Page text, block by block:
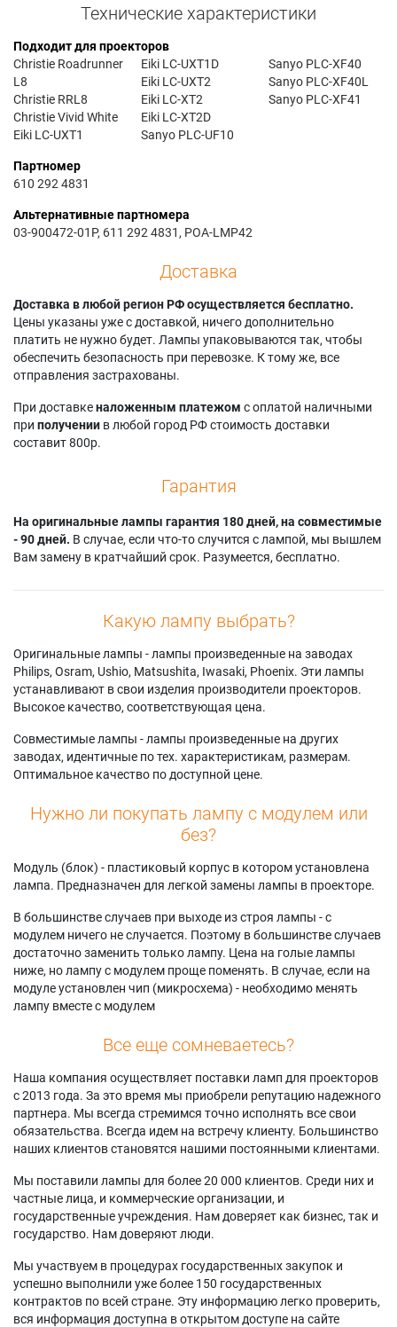
Технические характеристики
Подходит для проекторов
Christie Roadrunner
L8
Christie RRL8
Christie Vivid White
Eiki LC-UXT1
Eiki LC-UXT1D
Eiki LC-UXT2
Eiki LC-XT2
Eiki LC-XT2D
Sanyo PLC-UF10
Sanyo PLC-XF40
Sanyo PLC-XF40L
Sanyo PLC-XF41
Партномер
610 292 4831
Альтернативные партномера
03-900472-01P, 611 292 4831, POA-LMP42
Доставка
Доставка в любой регион РФ осуществляется бесплатно.
Цены указаны уже с доставкой, ничего дополнительно
платить не нужно будет. Лампы упаковываются так, чтобы
обеспечить безопасность при перевозке. К тому же, все
отправления застрахованы.
При доставкеналоженным платежом с оплатой наличными
при получении в любой город РФ стоимость доставки
составит 800р.
Гарантия
На оригинальные лампы гарантия 180 дней, на совместимые
- 90 дней. В случае, если что-то случится с лампой, мы вышлем
Вам замену в кратчайший срок. Разумеется, бесплатно.
Какую лампу выбрать?
Оригинальные лампы - лампы произведенные на заводах
Philips, Osram, Ushio, Matsushita, Iwasaki, Phoenix. Эти лампы
устанавливают в свои изделия производители проекторов.
Высокое качество, соответствующая цена.
Совместимые лампы - лампы произведенные на других
заводах, идентичные по тех. характеристикам, размерам.
Оптимальное качество по доступной цене.
Нужно ли покупать лампу с модулем или
без?
Модуль (блок) - пластиковый корпус в котором установлена
лампа. Предназначен для легкой замены лампы в проекторе.
В большинстве случаев при выходе из строя лампы - с
модулем ничего не случается. Поэтому в большинстве случаев
достаточно заменить только лампу. Цена на голые лампы
ниже, но лампу с модулем проще поменять. В случае, если на
модуле установлен чип (микросхема) - необходимо менять
лампу вместе с модулем
Все еще сомневаетесь?
Наша компания осуществляет поставки ламп для проекторов
с 2013 года. За это время мы приобрели репутацию надежного
партнера. Мы всегда стремимся точно исполнять все свои
обязательства. Всегда идем на встречу клиенту. Большинство
наших клиентов становятся нашими постоянными клиентами.
Мы поставили лампы для более 20 000 клиентов. Среди них и
частные лица, и коммерческие организации, и
государственные учреждения. Нам доверяет как бизнес, так и
государство. Нам доверяют люди.
Мы участвуем в процедурах государственных закупок и
успешно выполнили уже более 150 государственных
контрактов по всей стране. Эту информацию легко проверить,
вся информация доступна в открытом доступе на сайте